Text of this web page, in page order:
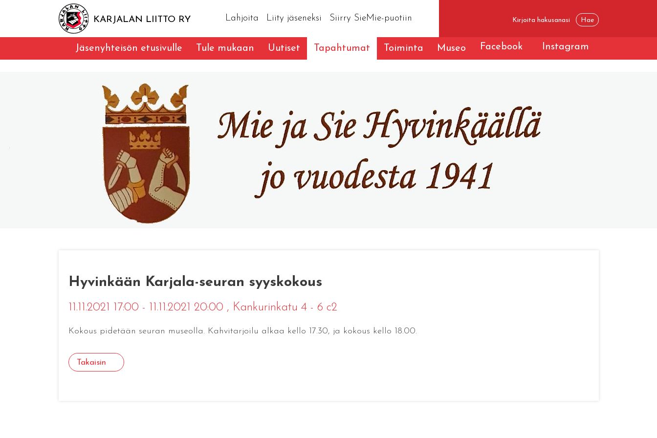
KARJALAN LIITTO RY Lahjoita Liity jäseneksi Siirry SieMie-puotiin
Jäsenyhteisön etusivulle Tule mukaan Uutiset Tapahtumat Toiminta Museo Facebook Instagram
Hyvinkään Karjala-seuran syyskokous
11.11.2021 17:00 - 11.11.2021 20:00 , Kankurinkatu 4 - 6 c2
Kokous pidetään seuran museolla. Kahvitarjoilu alkaa kello 17.30, ja kokous kello 18.00.
Takaisin